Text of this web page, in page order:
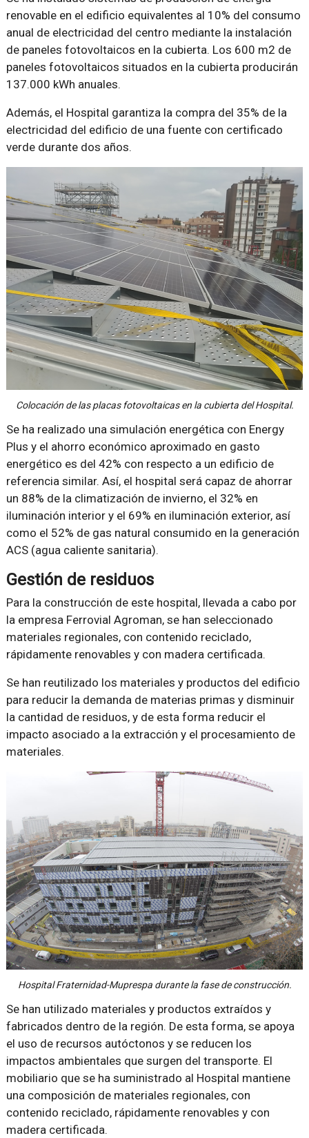
renovable en el edificio equivalentes al 10% del consumo
anual de electricidad del centro mediante la instalación
de paneles fotovoltaicos en la cubierta. Los 600 m2 de
paneles fotovoltaicos situados en la cubierta producirán
137.000 kWh anuales.
Además, el Hospital garantiza la compra del 35% de la
electricidad del edificio de una fuente con certificado
verde durante dos años.
Colocación de las placas fotovoltaicas en la cubierta del Hospital.
Se ha realizado una simulación energética con Energy
Plus y el ahorro económico aproximado en gasto
energético es del 42% con respecto a un edificio de
referencia similar. Así, el hospital será capaz de ahorrar
un 88% de la climatización de invierno, el 32% en
iluminación interior y el 69% en iluminación exterior, así
como el 52% de gas natural consumido en la generación
ACS (agua caliente sanitaria).
Gestión de residuos
Para la construcción de este hospital, llevada a cabo por
la empresa Ferrovial Agroman, se han seleccionado
materiales regionales, con contenido reciclado,
rápidamente renovables y con madera certificada.
Se han reutilizado los materiales y productos del edificio
para reducir la demanda de materias primas y disminuir
la cantidad de residuos, y de esta forma reducir el
impacto asociado a la extracción y el procesamiento de
materiales.
Hospital Fraternidad-Muprespa durante la fase de construcción.
Se han utilizado materiales y productos extraídos y
fabricados dentro de la región. De esta forma, se apoya
el uso de recursos autóctonos y se reducen los
impactos ambientales que surgen del transporte. El
mobiliario que se ha suministrado al Hospital mantiene
una composición de materiales regionales, con
contenido reciclado, rápidamente renovables y con
madera certificada.